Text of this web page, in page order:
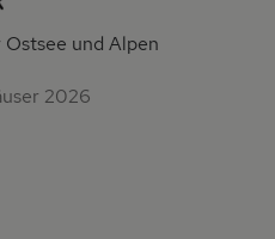
und Alpen
2026